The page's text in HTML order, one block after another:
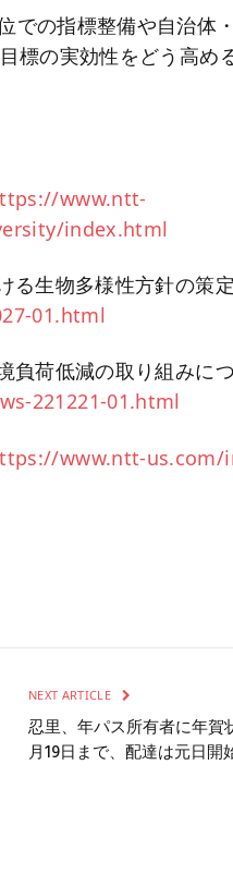
での指標整備や自治体
標の実効性をどう高め
www.ntt-
index.html
る生物多様性方針の策
01.html
負荷低減の取り組みに
221221-01.html
www.ntt-us.com/
NEXT ARTICLE
忍里、年パス所有者に年
月19日まで、配達は元日開